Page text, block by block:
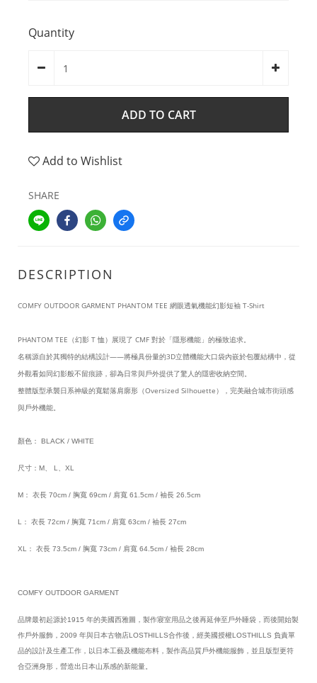
Quantity
ADD TO CART
Add to Wishlist
SHARE
DESCRIPTION
COMFY OUTDOOR GARMENT PHANTOM TEE 網眼透氣機能幻影短袖 T-Shirt
PHANTOM TEE（幻影 T 恤）展現了 CMF 對於「隱形機能」的極致追求。
名稱源自於其獨特的結構設計——將極具份量的3D立體機能大口袋內嵌於包覆結構中，從
外觀看如同幻影般不留痕跡，卻為日常與戶外提供了驚人的隱密收納空間。
整體版型承襲日系神級的寬鬆落肩廓形（Oversized Silhouette），完美融合城市街頭感
與戶外機能。
顏色： BLACK / WHITE
尺寸：M、 L、XL
M： 衣長 70cm / 胸寬 69cm / 肩寬 61.5cm / 袖長 26.5cm
L： 衣長 72cm / 胸寬 71cm / 肩寬 63cm / 袖長 27cm
XL： 衣長 73.5cm / 胸寬 73cm / 肩寬 64.5cm / 袖長 28cm
COMFY OUTDOOR GARMENT
品牌最初起源於1915 年的美國西雅圖，製作寢室用品之後再延伸至戶外睡袋，而後開始製
作戶外服飾，2009 年與日本古物店LOSTHILLS合作後，經美國授權LOSTHILLS 負責單
品的設計及生產工作，以日本工藝及機能布料，製作高品質戶外機能服飾，並且版型更符
合亞洲身形，營造出日本山系感的新能量。